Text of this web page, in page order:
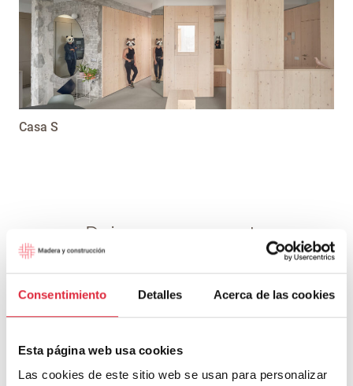
Consentimiento Detalles Acerca de las cookies
Esta página web usa cookies
Las cookies de este sitio web se usan para personalizar
Casa S
Deja una respuesta
Tu dirección de correo electrónico no será publicada. Los campos